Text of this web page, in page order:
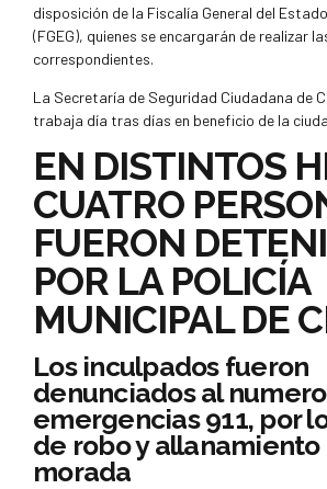
disposición de la Fiscalía General del
(FGEG), quienes se encargarán de realizar
correspondientes.
La Secretaría de Seguridad Ciudadana de
trabaja día tras días en beneficio de la
EN DISTINTOS
CUATRO
FUERON
POR LA POLICÍA
MUNICIPAL DE
Los inculpados fueron
denunciados al
emergencias 911, por
de robo y allanamiento
morada